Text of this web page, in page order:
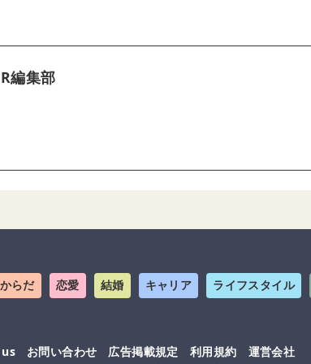
編集部
からだ 恋愛 結婚 キャリア ライフスタイル
お問い合わせ 広告掲載規定 利用規約 運営会社